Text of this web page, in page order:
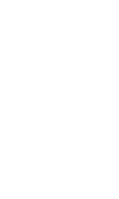
ね うん 国会
除し
です
軍って何
を与え
入してっ
んです 今
ますね
んなもう